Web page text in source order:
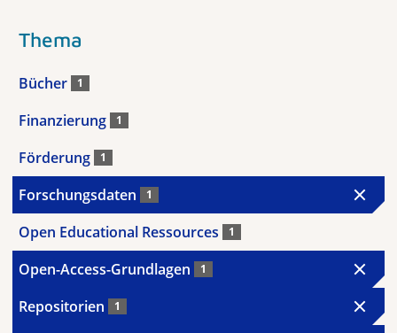
Thema
Bücher 1
Finanzierung 1
Förderung 1
Forschungsdaten 1
Open Educational Ressources 1
Open-Access-Grundlagen 1
Repositorien 1